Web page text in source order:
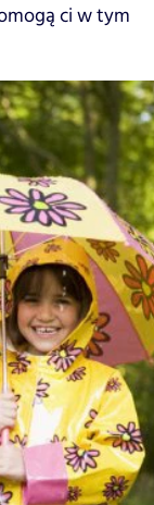
ci w tym